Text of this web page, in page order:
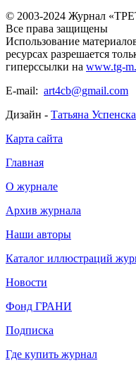
© 2003-2024 Журнал
Все права защищены
Использование
ресурсах разрешается
гиперссылки на www.tg-
E-mail: art4cb@gmail.com
Дизайн - Татьяна
Карта сайта
Главная
О журнале
Архив журнала
Наши авторы
Каталог иллюстраций
Новости
Фонд ГРАНИ
Подписка
Где купить журнал